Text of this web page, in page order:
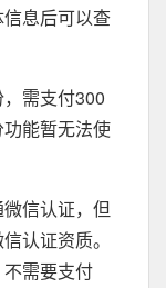
息后可以查
需支付300
能暂无法使
信认证，但
认证资质。
需要支付